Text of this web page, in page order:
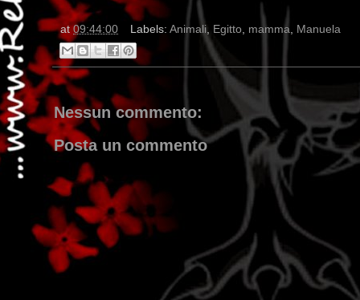
at09:44:00 Labels: Animali, Egitto, mamma, Manuela
Nessun commento:
Posta un commento